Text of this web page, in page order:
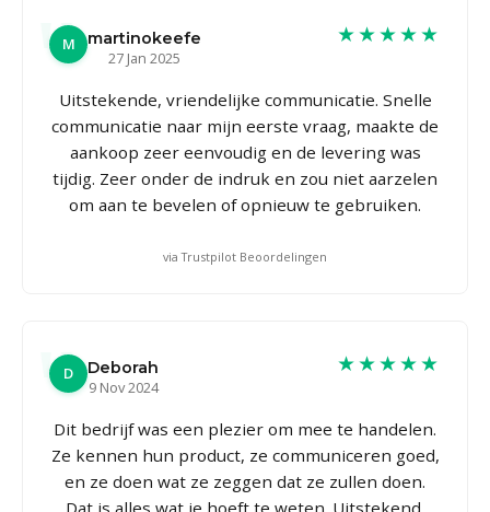
M
martinokeefe
27 Jan 2025
★★★★★
Uitstekende, vriendelijke communicatie. Snelle
communicatie naar mijn eerste vraag, maakte de
aankoop zeer eenvoudig en de levering was
tijdig. Zeer onder de indruk en zou niet aarzelen
om aan te bevelen of opnieuw te gebruiken.
via Trustpilot Beoordelingen
D
Deborah
9 Nov 2024
★★★★★
Dit bedrijf was een plezier om mee te handelen.
Ze kennen hun product, ze communiceren goed,
en ze doen wat ze zeggen dat ze zullen doen.